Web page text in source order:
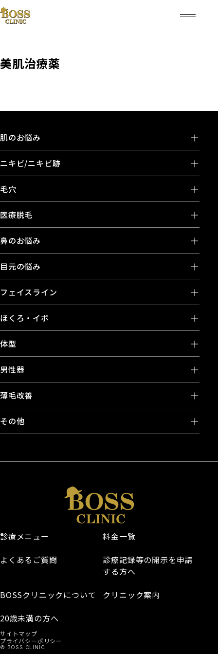
美肌治療薬
肌のお悩み
ニキビ/ニキビ跡
毛穴
医療脱毛
鼻のお悩み
目元の悩み
フェイスライン
ほくろ・イボ
体型
男性器
薄毛改善
その他
診療メニュー
料金一覧
よくあるご質問
診療記録等の開示を申請
する方へ
BOSSクリニック について
クリニック案内
20歳未満の方へ
サイトマップ
プライバシーポリシー
© BOSS CLINIC